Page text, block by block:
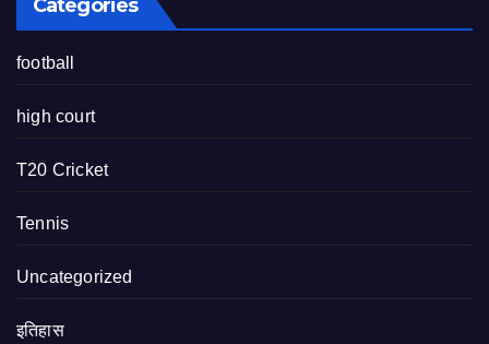
Categories
football
high court
T20 Cricket
Tennis
Uncategorized
इतिहास